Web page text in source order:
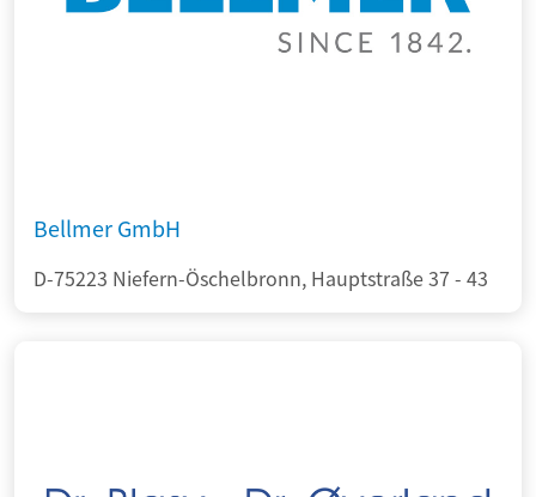
Bellmer GmbH
D-75223 Niefern-Öschelbronn, Hauptstraße 37 - 43